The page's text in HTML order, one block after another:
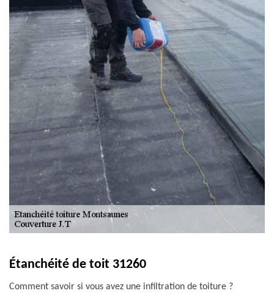
Étanchéité de toit 31260
Comment savoir si vous avez une infiltration de toiture ?